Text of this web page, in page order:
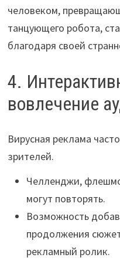
человеком,
танцующего робота,
благодаря своей
4.
вовлечение
Вирусная реклама
зрителей.
Челленджи,
могут повторять.
Возможность
продолжения
рекламный ролик.